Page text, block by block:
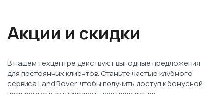
Акции и скидки
В нашем техцентре действуют выгодные предложения
для постоянных клиентов. Станьте частью клубного
сервиса Land Rover, чтобы получить доступ к бонусной